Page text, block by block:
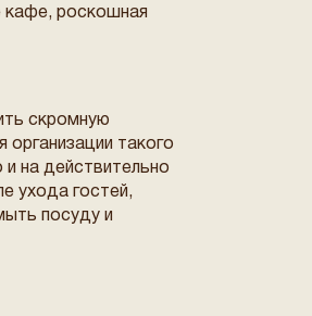
кафе, роскошная
скромную
такого
на действительно
ухода гостей,
посуду и